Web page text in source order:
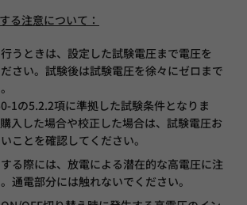
る注意について：
うときは、設定した試験電圧まで電圧を
さい。試験後は試験電圧を徐々にゼロまで
1の5.2.2項に準拠した試験条件となりま
入した場合や校正した場合は、試験電圧お
ことを確認してください。
る際には、放電による潜在的な高電圧に注
通電部分には触れないでください。